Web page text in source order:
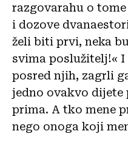
razgovarahu o
i dozove
želi biti prvi, neka
svima poslužitelj!« I
posred njih, zagrli
jedno ovakvo dijete
prima. A tko mene
nego onoga koji